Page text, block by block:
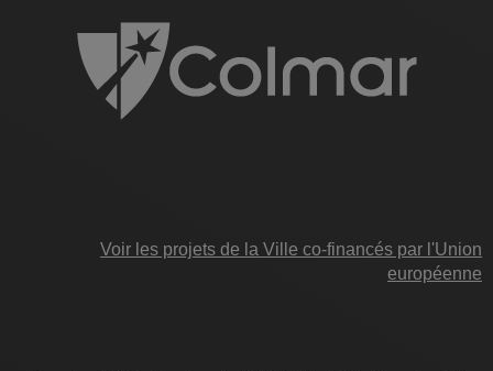
Voir les projets de la Ville co-financés par l'Union
européenne